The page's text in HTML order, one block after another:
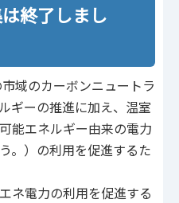
終了しまし
域のカーボンニュートラ
ギーの推進に加え、温室
能エネルギー由来の電力
。）の利用を促進するた
ネ電力の利用を促進する